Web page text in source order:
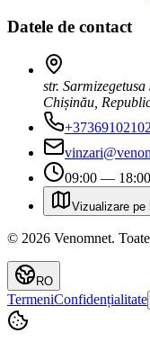
Datele de contact
str.
Chișinău,
+37369102102
09:00 —
Vizualizare pe
© 2026 Venomnet.
RO
TermeniConfidențialitate